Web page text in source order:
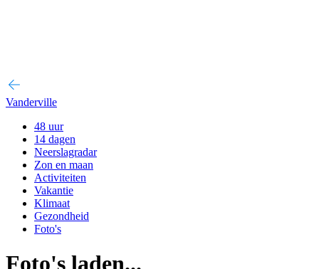
Vanderville
48 uur
14 dagen
Neerslagradar
Zon en maan
Activiteiten
Vakantie
Klimaat
Gezondheid
Foto's
Foto's laden...